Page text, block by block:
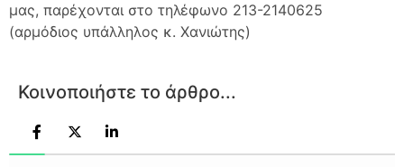
μας, παρέχονται στο τηλέφωνο 213-2140625
(αρμόδιος υπάλληλος κ. Χανιώτης)
Κοινοποιήστε το άρθρο...